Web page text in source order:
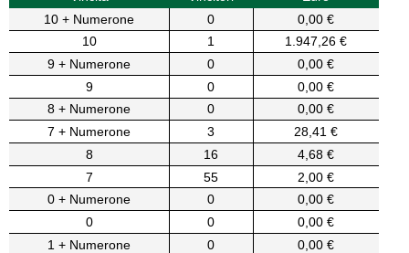
10 + Numerone
0
0,00 €
10
1
1.947,26 €
9 + Numerone
0
0,00 €
9
0
0,00 €
8 + Numerone
0
0,00 €
7 + Numerone
3
28,41 €
8
16
4,68 €
7
55
2,00 €
0 + Numerone
0
0,00 €
0
0
0,00 €
1 + Numerone
0
0,00 €